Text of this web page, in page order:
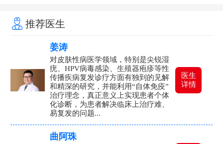
推荐医生
姜涛
对皮肤性病医学领域，特别是尖锐湿
疣、HPV病毒感染、生殖器疱疹等性
传播疾病复发诊疗方面有独到的见解
和精深的研究，并能利用“自体免疫”
治疗理念，真正意义上实现患者个体
化诊断，为患者解决临床上治疗难、
易复发的问题...
医生
详情
曲阿珠